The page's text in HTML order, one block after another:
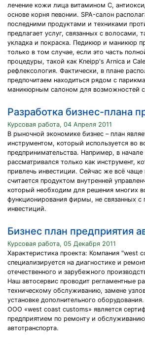
лечение кожи лица витамином С,
основе корня певонии. SPA-салон
последними продуктами и техниками
предлагает услуг, связанных с волосами,
укладка и покраска. Педикюр и маникюр
только в том случае, если это часть
процедуры, такой как Kneipp's Arnica и
рефлексология. Фактически, в плане
предпочитаем находиться рядом с
маникюрным салоном для возможностей
Разработка бизнес-плана
Курсовая работа, 04 Апреля 2011
В рыночной экономике бизнес – план
инструментом, который используется во
предпринимательства. Например, в
рассматривался только как инструмент,
привлечь инвестиции. Сейчас же всё чаще
считается продуктом внутренней
который необходим для решения многих
функционирования фирмы, не связанных с
инвестиций.
Бизнес план предприятия
Курсовая работа, 05 Декабря 2011
Характеристика проекта: Компания "west
специализируется на диагностике и
отечественного и зарубежного
Наш автосервис проводит регламентные
техническому обслуживанию, замене
установке дополнительного оборудования.
ООО «west coast customs» является
предприятием по ремонту и обслуживанию
автотранспорта.